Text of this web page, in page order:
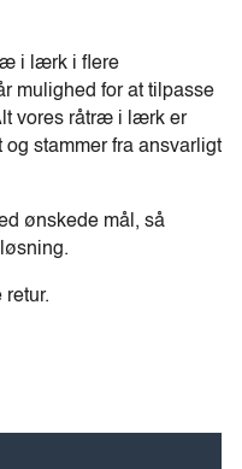
i lærk i flere
mulighed for at tilpasse
vores råtræ i lærk er
stammer fra ansvarligt
ønskede mål, så